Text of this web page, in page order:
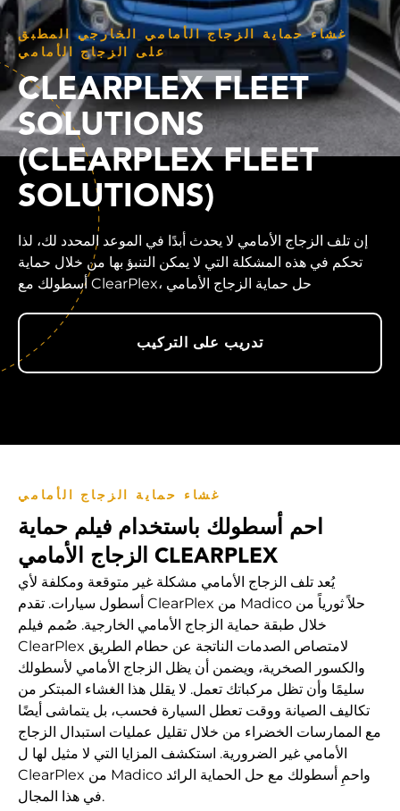
غشاء حماية الزجاج الأمامي الخارجي المطبق
على الزجاج الأمامي
CLEARPLEX FLEET
SOLUTIONS
(CLEARPLEX FLEET
SOLUTIONS)
إن تلف الزجاج الأمامي لا يحدث أبدًا في الموعد المحدد لك، لذا
تحكم في هذه المشكلة التي لا يمكن التنبؤ بها من خلال حماية
أسطولك مع ClearPlex، حل حماية الزجاج الأمامي
تدريب على التركيب
غشاء حماية الزجاج الأمامي
احم أسطولك باستخدام فيلم حماية
الزجاج الأمامي CLEARPLEX
يُعد تلف الزجاج الأمامي مشكلة غير متوقعة ومكلفة لأي
أسطول سيارات. تقدم ClearPlex من Madico حلاً ثورياً من
خلال طبقة حماية الزجاج الأمامي الخارجية. صُمم فيلم
ClearPlex لامتصاص الصدمات الناتجة عن حطام الطريق
والكسور الصخرية، ويضمن أن يظل الزجاج الأمامي لأسطولك
سليمًا وأن تظل مركباتك تعمل. لا يقلل هذا الغشاء المبتكر من
تكاليف الصيانة ووقت تعطل السيارة فحسب، بل يتماشى أيضًا
مع الممارسات الخضراء من خلال تقليل عمليات استبدال الزجاج
الأمامي غير الضرورية. استكشف المزايا التي لا مثيل لها ل
ClearPlex من Madico واحمِ أسطولك مع حل الحماية الرائد
في هذا المجال.